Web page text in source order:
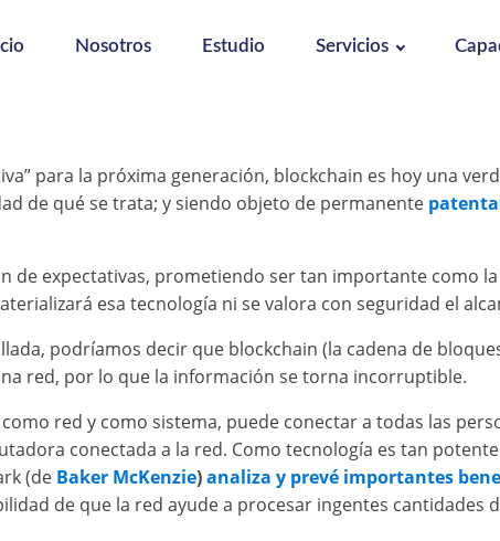
Nosotros Estudio Servicios
para la próxima generación, blockchain es hoy una
de qué se trata; y siendo objeto de permanente
expectativas, prometiendo ser tan importante como
esa tecnología ni se valora con seguridad el
podríamos decir que blockchain (la cadena de
red, por lo que la información se torna incorruptible.
red y como sistema, puede conectar a todas las
conectada a la red. Como tecnología es tan
(de Baker McKenzie)analiza y prevé importantes
de que la red ayude a procesar ingentes